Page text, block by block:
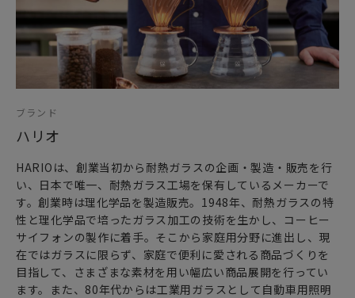
ブランド
ハリオ
HARIOは、創業当初から耐熱ガラスの企画・製造・販売を行
い、日本で唯一、耐熱ガラス工場を保有しているメーカーで
す。創業時は理化学品を製造販売。1948年、耐熱ガラスの特
性と理化学品で培ったガラス加工の技術を生かし、コーヒー
サイフォンの製作に着手。そこから家庭用分野に進出し、現
在ではガラスに限らず、家庭で便利に愛される商品づくりを
目指して、さまざまな素材を用い幅広い商品展開を行ってい
ます。また、80年代からは工業用ガラスとして自動車用照明